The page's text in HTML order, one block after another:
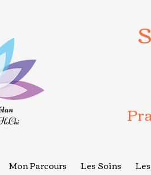
Mon Parcours Les Soins